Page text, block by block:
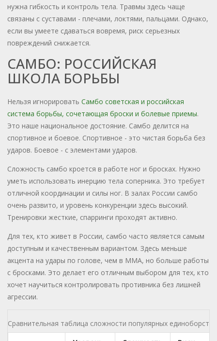
нужна гибкость и контроль тела. Травмы здесь чаще
связаны с суставами - плечами, локтями, пальцами. Однако,
если вы умеете сдаваться вовремя, риск серьезных
повреждений снижается.
САМБО: РОССИЙСКАЯ
ШКОЛА БОРЬБЫ
Нельзя игнорировать Самбо советская и российская
система борьбы, сочетающая броски и болевые приемы.
Это наше национальное достояние. Самбо делится на
спортивное и боевое. Спортивное - это чистая борьба без
ударов. Боевое - с элементами ударов.
Сложность самбо кроется в работе ног и бросках. Нужно
уметь использовать инерцию тела соперника. Это требует
отличной координации и силы ног. В залах России самбо
очень развито, и уровень конкуренции здесь высокий.
Тренировки жесткие, спарринги проходят активно.
Для тех, кто живет в России, самбо часто является самым
доступным и качественным вариантом. Здесь меньше
акцента на удары по голове, чем в ММА, но больше работы
с бросками. Это делает его отличным выбором для тех, кто
хочет научиться контролировать противника без лишней
агрессии.
Сравнительная таблица сложности популярных единоборств